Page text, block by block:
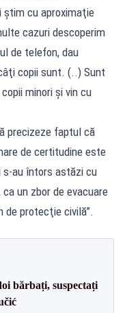
ştim cu aproximaţie
cazuri descoperim
de telefon, dau
copii sunt. (..) Sunt
minori şi vin cu
precizeze faptul că
de certitudine este
s-au întors astăzi cu
un zbor de evacuare
de protecţie civilă”.
bărbați, suspectați